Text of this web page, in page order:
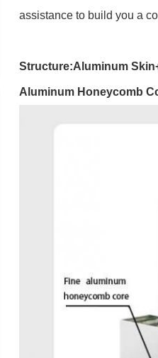
assistance to build you a
Structure:Aluminum
Aluminum Honeycomb